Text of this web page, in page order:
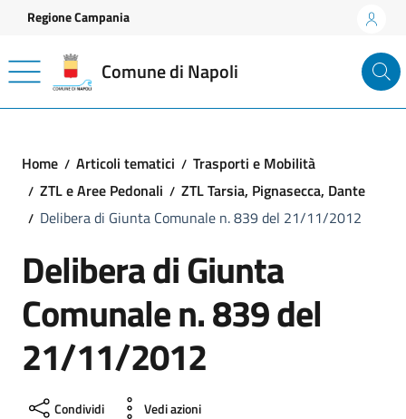
Vai ai contenuti
Vai al footer
Regione Campania
Comune di Napoli
Home Articoli tematici
Trasporti e Mobilità
ZTL e Aree Pedonali
ZTL Tarsia, Pignasecca, Dante
Delibera di Giunta Comunale n. 839 del 21/11/2012
Delibera di Giunta
Comunale n. 839 del
21/11/2012
Condividi Vedi azioni